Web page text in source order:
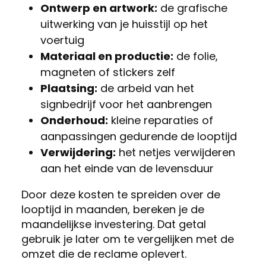
Ontwerp en artwork: de grafische
uitwerking van je huisstijl op het
voertuig
Materiaal en productie: de folie,
magneten of stickers zelf
Plaatsing: de arbeid van het
signbedrijf voor het aanbrengen
Onderhoud: kleine reparaties of
aanpassingen gedurende de looptijd
Verwijdering: het netjes verwijderen
aan het einde van de levensduur
Door deze kosten te spreiden over de
looptijd in maanden, bereken je de
maandelijkse investering. Dat getal
gebruik je later om te vergelijken met de
omzet die de reclame oplevert.